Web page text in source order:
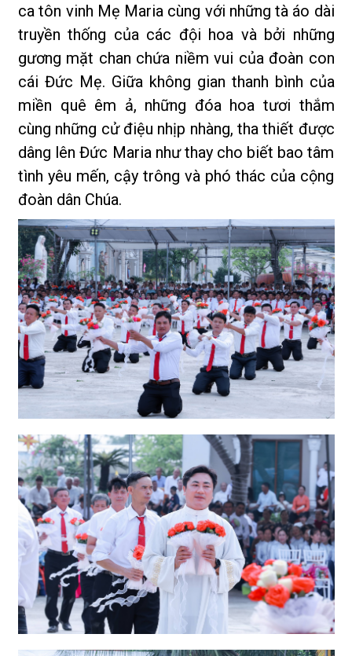
ca tôn vinh Mẹ Maria cùng với những tà áo dài
truyền thống của các đội hoa và bởi những
gương mặt chan chứa niềm vui của đoàn con
cái Đức Mẹ. Giữa không gian thanh bình của
miền quê êm ả, những đóa hoa tươi thắm
cùng những cử điệu nhịp nhàng, tha thiết được
dâng lên Đức Maria như thay cho biết bao tâm
tình yêu mến, cậy trông và phó thác của cộng
đoàn dân Chúa.